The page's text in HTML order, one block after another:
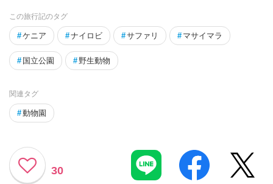
この旅行記のタグ
#ケニア #ナイロビ #サファリ # マサイマラ
# 国立公園 # 野生動物
関連タグ
#動物園
30